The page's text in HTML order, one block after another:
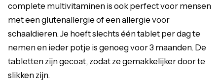
complete multivitaminen is ook perfect voor mensen
met een glutenallergie of een allergie voor
schaaldieren. Je hoeft slechts één tablet per dag te
nemen en ieder potje is genoeg voor 3 maanden. De
tabletten zijn gecoat, zodat ze gemakkelijker door te
slikken zijn.